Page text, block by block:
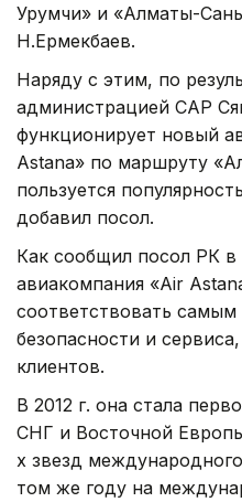
Урумчи» и «Алматы-
Н.Ермекбаев.
Наряду с этим, по
администрацией САР
функционирует новый
Astana» по маршруту
пользуется
добавил посол.
Как сообщил посол РК
авиакомпания «Air
соответствовать
безопасности и
клиентов.
В 2012 г. она стала
СНГ и Восточной
х звезд
том же году на